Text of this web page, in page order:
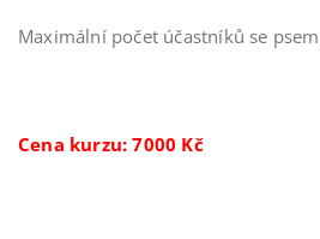
Maximální počet účastníků se
Cena kurzu: 7000 Kč